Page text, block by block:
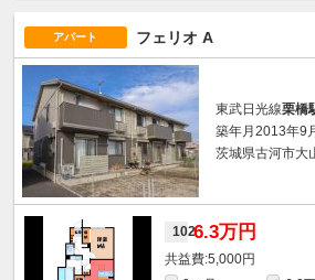
アパート フェリオ A
東武日光線栗橋
築年月2013年9
茨城県古河市大
1026.3万円
5,000円